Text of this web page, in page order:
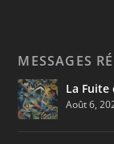
MESSAGES
La Fuite
Août 6,